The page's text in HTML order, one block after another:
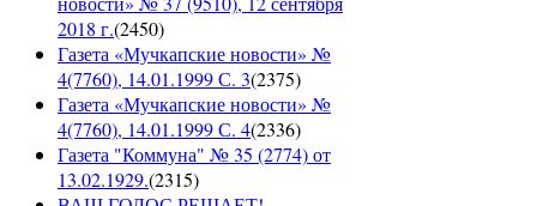
2018 г.(2450)
Газета «Мучкапские новости» №
4(7760), 14.01.1999 С. 3(2375)
Газета «Мучкапские новости» №
4(7760), 14.01.1999 С. 4(2336)
Газета "Коммуна" № 35 (2774) от
13.02.1929.(2315)